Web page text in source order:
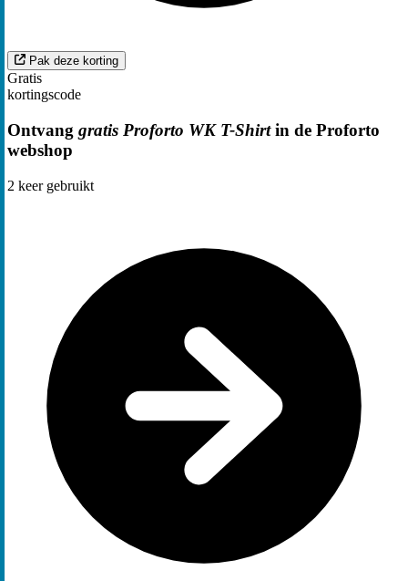
Pak deze korting
Gratis
kortingscode
Ontvang gratis Proforto WK T-Shirtin de Proforto
webshop
2 keer gebruikt